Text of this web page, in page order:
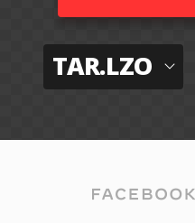
TAR.LZO